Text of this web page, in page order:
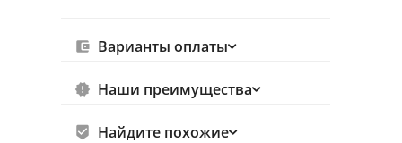
Варианты оплаты
Наши преимущества
Найдите похожие